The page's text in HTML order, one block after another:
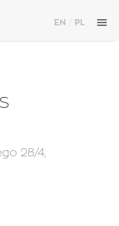
EN / PL
28/4,